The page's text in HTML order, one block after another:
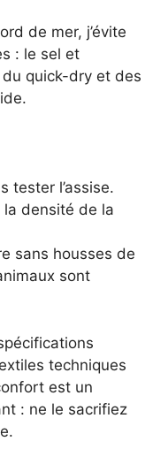
de mer, j’évite
: le sel et
du quick-dry et des
tester l’assise.
la densité de la
sans housses de
sont
techniques
est un
: ne le sacrifiez